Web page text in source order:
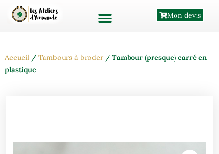
Aller
Mon devis
Accueil / Tambours à broder/ Tambour (presque) carré en
plastique